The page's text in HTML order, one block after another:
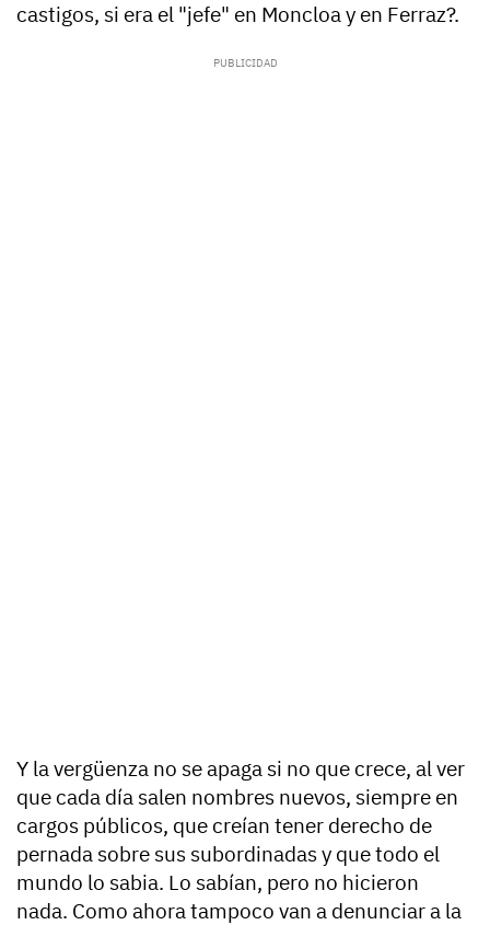
castigos, si era el "jefe" en Moncloa y en Ferraz?.
Y la vergüenza no se apaga si no que crece, al ver
que cada día salen nombres nuevos, siempre en
cargos públicos, que creían tener derecho de
pernada sobre sus subordinadas y que todo el
mundo lo sabia. Lo sabían, pero no hicieron
nada. Como ahora tampoco van a denunciar a la